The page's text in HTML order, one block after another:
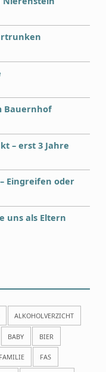
Bauernhof
– erst 3 Jahre
Eingreifen oder
uns als Eltern
ALKOHOLVERZICHT
BABY BIER
FAMILIE FAS